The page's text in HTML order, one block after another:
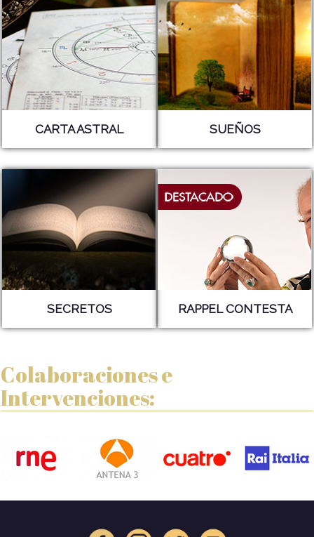
CARTA ASTRAL SUEÑOS
SECRETOS RAPPEL CONTESTA
Colaboraciones e
Intervenciones: